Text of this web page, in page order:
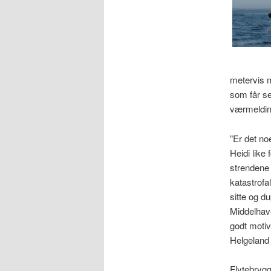
metervis
som får
”Er det
Heidi like
sitte og
godt